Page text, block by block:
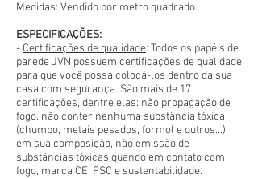
Medidas: Vendido por metro quadrado.
ESPECIFICAÇÕES:
- Certificações de qualidade: Todos os papéis de
parede JVN possuem certificações de qualidade
para que você possa colocá-los dentro da sua
casa com segurança. São mais de 17
certificações, dentre elas: não propagação de
fogo, não conter nenhuma substância tóxica
(chumbo, metais pesados, formol e outros...)
em sua composição, não emissão de
substâncias tóxicas quando em contato com
fogo, marca CE, FSC e sustentabilidade.